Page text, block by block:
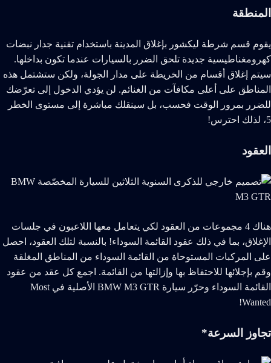
المنطقة
يقوم قسم شرطة ليكشور بإغلاق المدينة باستخدام تقنية جدار نبضات
كهرومغناطيسية جديدة تلحق الضرر بالسيارات عندما تكون بداخلها.
سيتم إغلاق أقسام من الخريطة على مدار الجولة، ولكن ستشتمل هذه
المناطق على أعلى مكافآت من الغنائم. لن يؤدي الدخول إلى تعرّضك
للضرر بمرور الوقت فحسب، بل سينقلك مباشرة إلى مستوى الخطر
5، لذلك احترس!
العقود
هناك 4 مجموعات من العقود لكي يتعامل معها اللاعبون في جلسات
الإغلاق، بما في ذلك عقود القائمة السوداء! بالنسبة لتلك العقود، احصل
على المركبات المستوحاة من القائمة السوداء من المناطق المغلقة
وقم بإجلائها للاحتفاظ بها وإزالتها من القائمة. اجمع كل عقد من عقود
القائمة السوداء وحرّر سيارة BMW M3 GTR الأصلية في Most
Wanted!
تجاوز السرعة*